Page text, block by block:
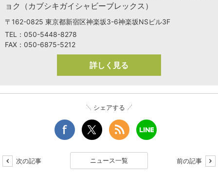
ョク（カブシキガイシャビーブレックス）
〒162-0825 東京都新宿区神楽坂3-6神楽坂NSビル3F
TEL：050-5448-8278
FAX：050-6875-5212
詳しく見る
シェアする
次の記事 ニュース一覧 前の記事